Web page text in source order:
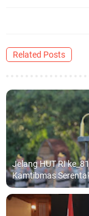
Related Posts
Jelang HUT RI
Kamtibmas